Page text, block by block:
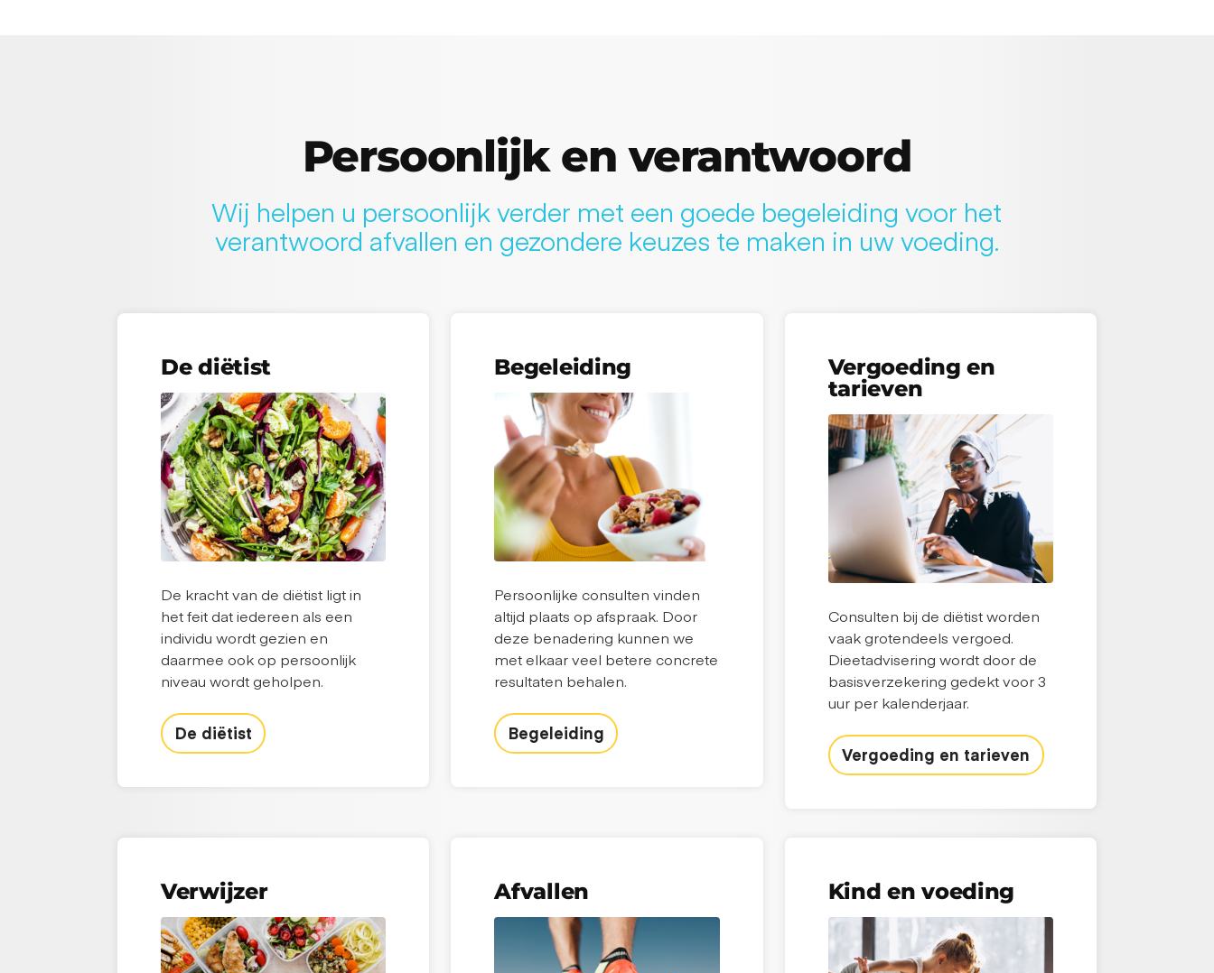
Persoonlijk en verantwoord
Wij helpen u persoonlijk verder met een goede begeleiding voor het
verantwoord afvallen en gezondere keuzes te maken in uw voeding.
De diëtist
De kracht van de diëtist ligt in
het feit dat iedereen als een
individu wordt gezien en
daarmee ook op persoonlijk
niveau wordt geholpen.
De diëtist
Begeleiding
Persoonlijke consulten vinden
altijd plaats op afspraak. Door
deze benadering kunnen we
met elkaar veel betere concrete
resultaten behalen.
Begeleiding
Vergoeding en
tarieven
Consulten bij de diëtist worden
vaak grotendeels vergoed.
Dieetadvisering wordt door de
basisverzekering gedekt voor 3
uur per kalenderjaar.
Vergoeding en tarieven
Verwijzer Afvallen Kind en voeding